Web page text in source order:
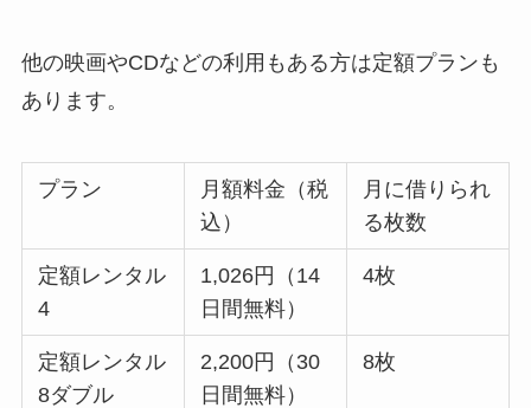
他の映画やCDなどの利用もある方は定額プランも
あります。
プラン
月額料金（税
込）
月に借りられ
る枚数
定額レンタル
4
1,026円（14
日間無料）
4枚
定額レンタル
8ダブル
2,200円（30
日間無料）
8枚